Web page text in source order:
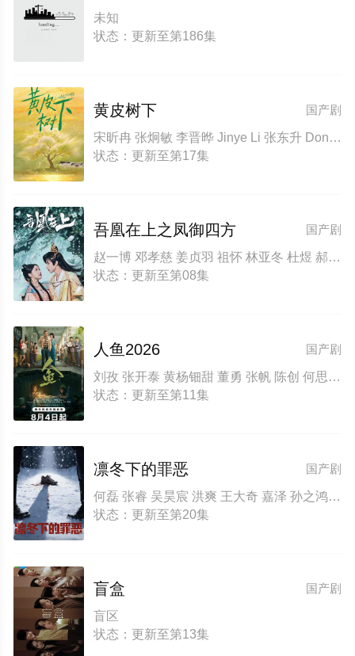
未知
状态：更新至第186集
国产剧
黄皮树下
宋昕冉 张炯敏 李晋晔 Jinye Li 张东升 Dongsheng Zhang 李七月
状态：更新至第17集
国产剧
吾凰在上之凤御四方
赵一博 邓孝慈 姜贞羽 祖怀 林亚冬 杜煜 郝熠然 郑千亦 侯明炫
状态：更新至第08集
国产剧
人鱼2026
刘孜 张开泰 黄杨钿甜 董勇 张帆 陈创 何思甜 张棪琰 罗海琼 是安 赵健 段钰 董向荣 薛佳凝 方晓东 李庆誉 张译文
状态：更新至第11集
国产剧
凛冬下的罪恶
何磊 张睿 吴昊宸 洪爽 王大奇 嘉泽 孙之鸿 肖涵 左腾云 刘伟峰 王心嫚 窦新豪 苏宥辰 李繁 刘亭希 刘朔豪 洪冰瑶 刘佳萌 李蒲赫 徐章
状态：更新至第20集
国产剧
盲盒
盲区
状态：更新至第13集